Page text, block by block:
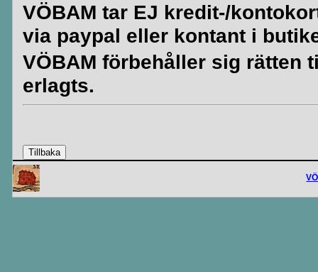
VÖBAM tar EJ kredit-/
via paypal eller kontant i
VÖBAM förbehåller sig rätten
erlagts.